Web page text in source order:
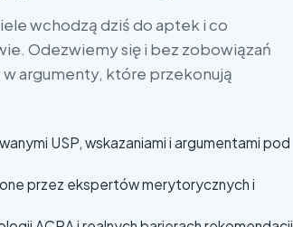
wchodzą dziś do aptek i co
Odezwiemy się i bez zobowiązań
argumenty, które przekonują
USP, wskazaniami i argumentami pod
przez ekspertów merytorycznych i